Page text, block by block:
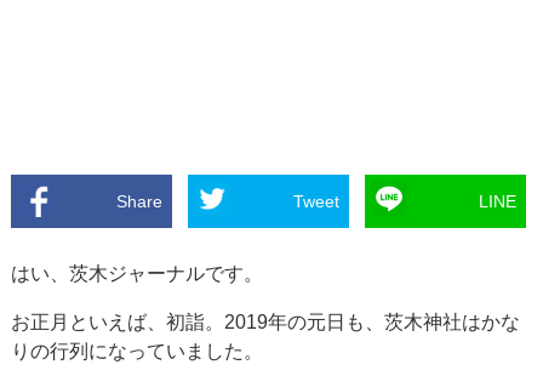
Share Tweet LINE
はい、茨木ジャーナルです。
お正月といえば、初詣。2019年の元日も、茨木神社はかな
りの行列になっていました。